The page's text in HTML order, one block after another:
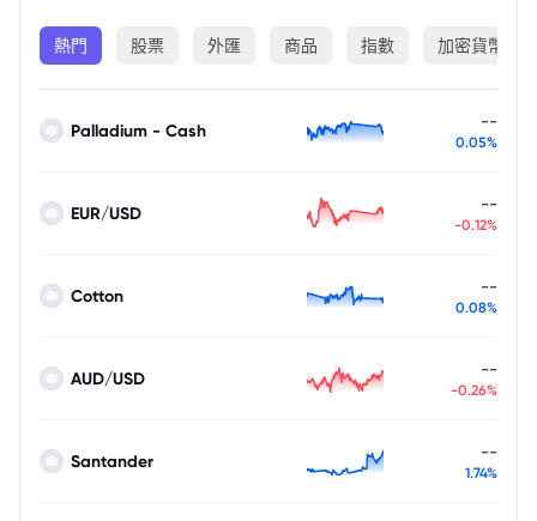
熱門 股票 外匯 商品 指數 加密貨幣
Palladium - Cash --
0.05%
EUR/USD --
-0.12%
Cotton --
0.08%
AUD/USD --
-0.26%
Santander --
1.74%